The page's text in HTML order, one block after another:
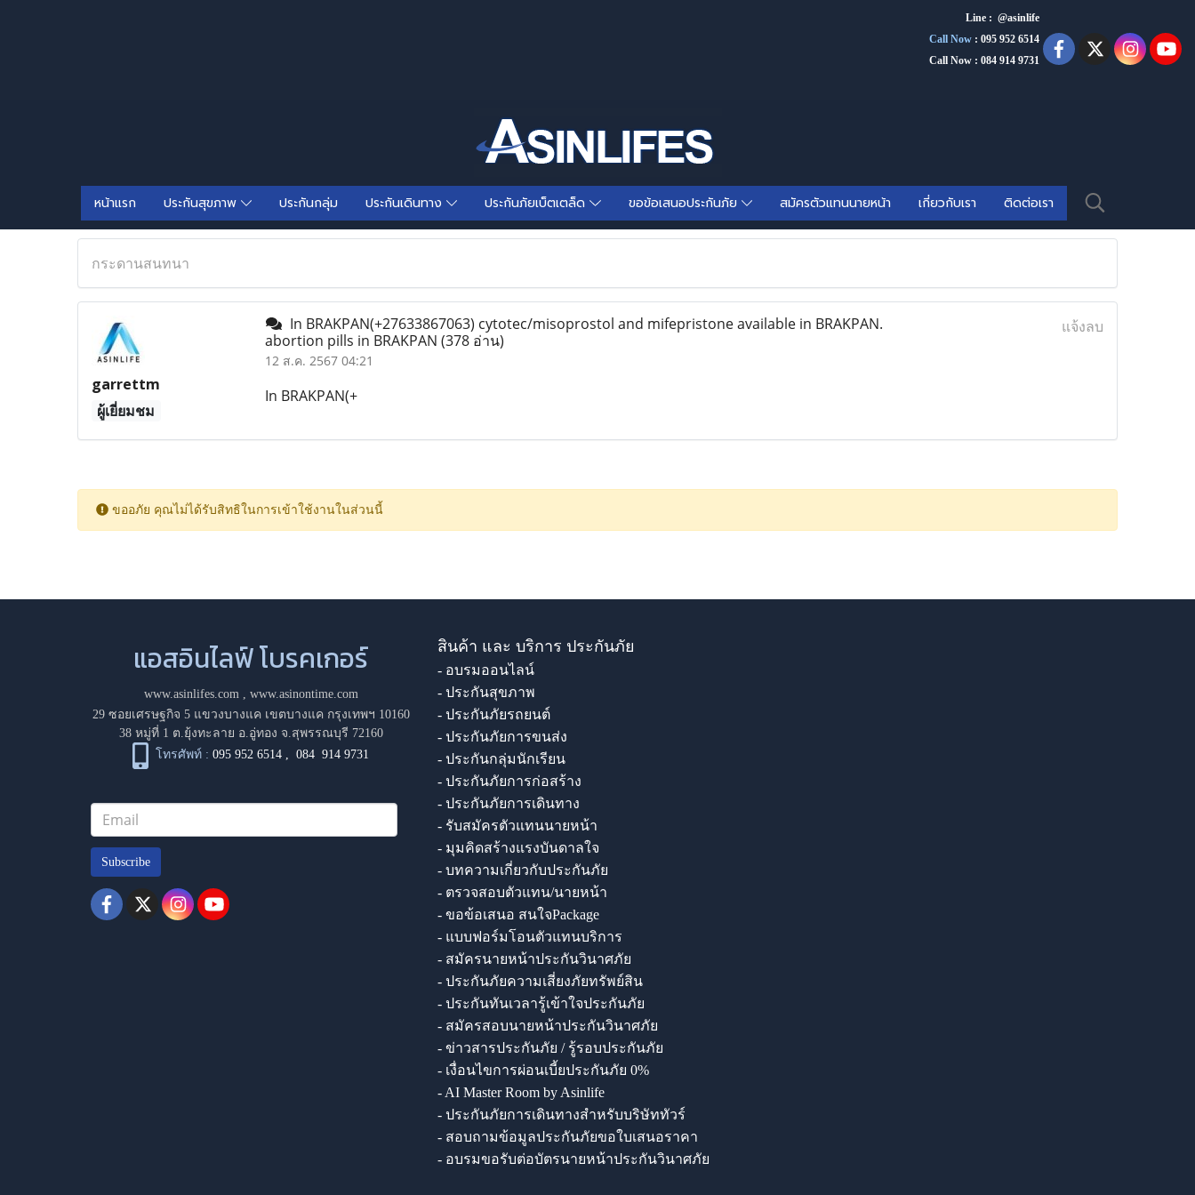
Line : @asinlife
Call Now : 095 952 6514
Call Now : 084 914 9731
หน้าแรก ประกันสุขภาพ ประกันกลุ่ม ประกันเดินทาง ประกันภัยเบ็ตเตล็ด ขอข้อเสนอประกันภัย สมัครตัวแทนนายหน้า เกี่ยวกับเรา ติดต่อเรา
กระดานสนทนา
garrettm
ผู้เยี่ยมชม
In BRAKPAN(+27633867063) cytotec/misoprostol and mifepristone available in BRAKPAN.
abortion pills in BRAKPAN (378 อ่าน)
12 ส.ค. 2567 04:21
แจ้งลบ
In BRAKPAN(+
ขออภัย คุณไม่ได้รับสิทธิในการเข้าใช้งานในส่วนนี้
แอสอินไลฟ์ โบรคเกอร์
www.asinlifes.com, www.asinontime.com
29 ซอยเศรษฐกิจ 5 แขวงบางแค เขตบางแค กรุงเทพฯ 10160
38 หมู่ที่ 1 ต.ยุ้งทะลาย อ.อู่ทอง จ.สุพรรณบุรี 72160
โทรศัพท์ : 095 952 6514 ,084 914 9731
Subscribe
สินค้า และ บริการ ประกันภัย
- อบรมออนไลน์
- ประกันสุขภาพ
- ประกันภัยรถยนต์
- ประกันภัยการขนส่ง
- ประกันกลุ่มนักเรียน
- ประกันภัยการก่อสร้าง
- ประกันภัยการเดินทาง
- รับสมัครตัวแทนนายหน้า
- มุมคิดสร้างแรงบันดาลใจ
- บทความเกี่ยวกับประกันภัย
- ตรวจสอบตัวแทน/นายหน้า
- ขอข้อเสนอ สนใจPackage
- แบบฟอร์มโอนตัวแทนบริการ
- สมัครนายหน้าประกันวินาศภัย
- ประกันภัยความเสี่ยงภัยทรัพย์สิน
- ประกันทันเวลารู้เข้าใจประกันภัย
- สมัครสอบนายหน้าประกันวินาศภัย
- ข่าวสารประกันภัย / รู้รอบประกันภัย
- เงื่อนไขการผ่อนเบี้ยประกันภัย 0%
- AI Master Room by Asinlife
- ประกันภัยการเดินทางสำหรับบริษัททัวร์
- สอบถามข้อมูลประกันภัยขอใบเสนอราคา
- อบรมขอรับต่อบัตรนายหน้าประกันวินาศภัย